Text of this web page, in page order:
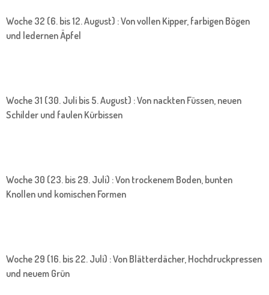
Woche 32 (6. bis 12. August) : Von vollen Kipper, farbigen Bögen
und ledernen Äpfel
Woche 31 (30. Juli bis 5. August) : Von nackten Füssen, neuen
Schilder und faulen Kürbissen
Woche 30 (23. bis 29. Juli) : Von trockenem Boden, bunten
Knollen und komischen Formen
Woche 29 (16. bis 22. Juli) : Von Blätterdächer, Hochdruckpressen
und neuem Grün